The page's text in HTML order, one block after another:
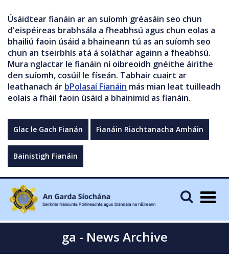
Úsáidtear fianáin ar an suíomh gréasáin seo chun
d'eispéireas brabhsála a fheabhsú agus chun eolas a
bhailiú faoin úsáid a bhaineann tú as an suíomh seo
chun an tseirbhís atá á soláthar againn a fheabhsú.
Mura nglactar le fianáin ní oibreoidh gnéithe áirithe
den suíomh, cosúil le físeán. Tabhair cuairt ar
leathanach ár bPolasaí Fianáin más mian leat tuilleadh
eolais a fháil faoin úsáid a bhainimid as fianáin.
Glac le Gach Fianán Fianáin Riachtanacha Amháin
Bainistigh Fianáin
ga - News Archive